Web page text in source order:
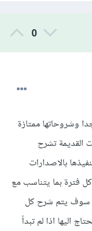
0
وشروحاتها ممتازة
القديمة تشرح
بالاصدارات
فترة بما يتناسب مع
سوف يتم شرح كل
اليها اذا لم تبدأ